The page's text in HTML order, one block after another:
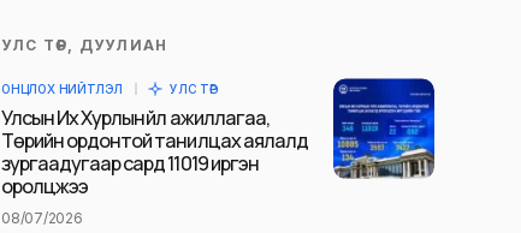
УЛС ТӨР, ДУУЛИАН
ОНЦЛОХ НИЙТЛЭЛ УЛС ТӨР
Улсын Их Хурлын үйл ажиллагаа,
Төрийн ордонтой танилцах аялалд
зургаадугаар сард 11019 иргэн
оролцжээ
08/07/2026